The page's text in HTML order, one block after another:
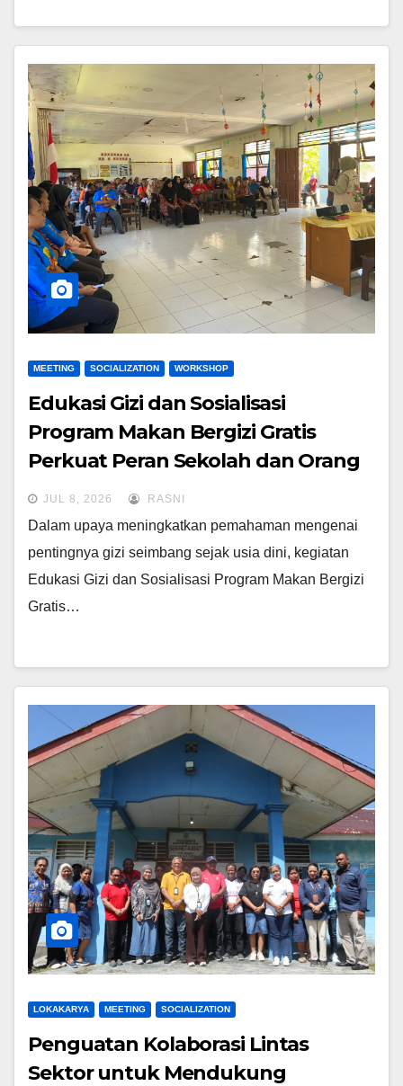
MEETING SOCIALIZATION WORKSHOP
Edukasi Gizi dan Sosialisasi
Program Makan Bergizi Gratis
Perkuat Peran Sekolah dan Orang
Tua dalam Mewujudkan Generasi
Sehat
JUL 8, 2026 RASNI
Dalam upaya meningkatkan pemahaman mengenai
pentingnya gizi seimbang sejak usia dini, kegiatan
Edukasi Gizi dan Sosialisasi Program Makan Bergizi
Gratis…
LOKAKARYA MEETING SOCIALIZATION
Penguatan Kolaborasi Lintas
Sektor untuk Mendukung